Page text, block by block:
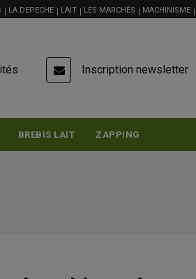
LA DEPECHE LAIT LES MARCHÉS MACHINISME
Inscription newsletter
BREBIS LAIT ZAPPING